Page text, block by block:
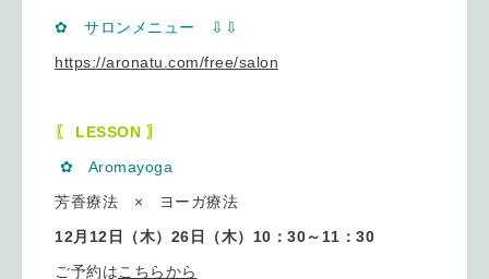
✿ サロンメニュー ⇩ ⇩
https://aronatu.com/free/salon
〖 LESSON 〗
✿ Aromayoga
芳香療法 × ヨーガ療法
12月12日（木）26日
（木）10：30～11：30
ご予約はこちらから